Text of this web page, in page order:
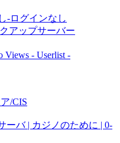
-ログインなし
アップサーバー
Views - Userlist -
/CIS
ーバ | カジノのために | 0-